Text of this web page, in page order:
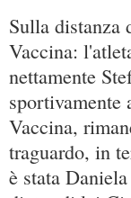
Sulla distanza
Vaccina:
nettamente
sportivamente
Vaccina,
traguardo, in
è stata